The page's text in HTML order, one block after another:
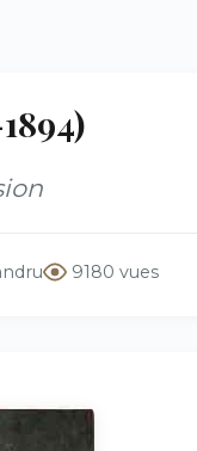
9180 vues